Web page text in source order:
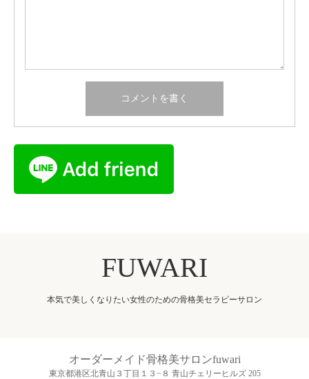
FUWARI
本気で美しくなりたい女性のための骨格美セラピーサロン
オーダーメイド骨格美サロンfuwari
東京都港区北青山３丁目１３−８ 青山チェリーヒルズ 205